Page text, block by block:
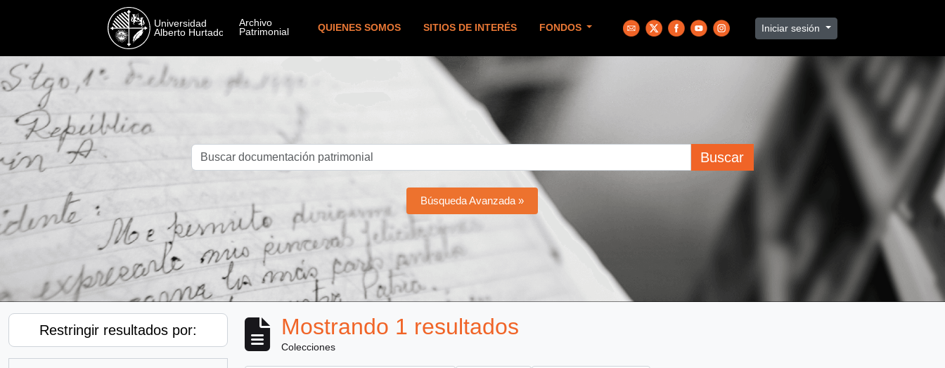
QUIENES SOMOS SITIOS DE INTERÉS FONDOS Iniciar sesión
Buscar
Búsqueda Avanzada »
Restringir resultados por: Mostrando 1 resultados
Colecciones